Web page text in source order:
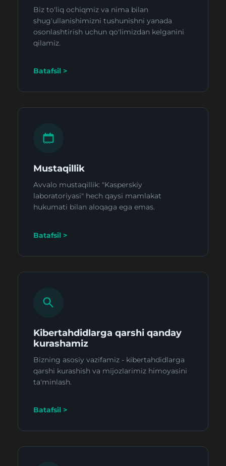
Biz to'liq ochiqmiz va nima bilan
shug'ullanishimizni tushunishni yanada
osonlashtirish uchun qo'limizdan kelganini
qilamiz.
Batafsil >
Mustaqillik
Avvalo mustaqillik: "Kasperskiy
laboratoriyasi" hech qaysi mamlakat
hukumati bilan aloqaga ega emas.
Batafsil >
Kibertahdidlarga qarshi qanday
kurashamiz
Bizning asosiy vazifamiz - kibertahdidlarga
qarshi kurashish va mijozlarimiz himoyasini
ta'minlash.
Batafsil >